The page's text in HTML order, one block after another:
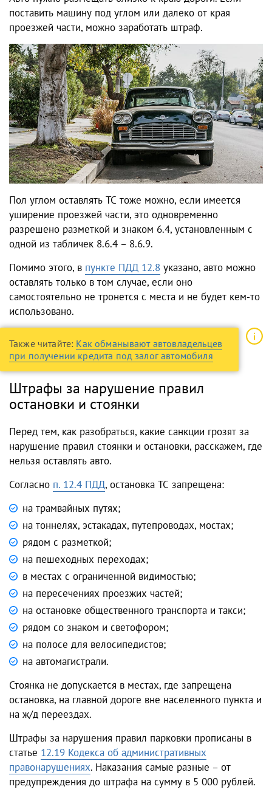
поставить машину под углом или далеко от края
проезжей части, можно заработать штраф.
Пол углом оставлять ТС тоже можно, если имеется
уширение проезжей части, это одновременно
разрешено разметкой и знаком 6.4, установленным с
одной из табличек 8.6.4 – 8.6.9.
Помимо этого, в пункте ПДД 12.8 указано, авто можно
оставлять только в том случае, если оно
самостоятельно не тронется с места и не будет кем-то
использовано.
Также читайте: Как обманывают автовладельцев
при получении кредита под залог автомобиля
Штрафы за нарушение правил
остановки и стоянки
Перед тем, как разобраться, какие санкции грозят за
нарушение правил стоянки и остановки, расскажем, где
нельзя оставлять авто.
Согласно п. 12.4 ПДД, остановка ТС запрещена:
на трамвайных путях;
на тоннелях, эстакадах, путепроводах, мостах;
рядом с разметкой;
на пешеходных переходах;
в местах с ограниченной видимостью;
на пересечениях проезжих частей;
на остановке общественного транспорта и такси;
рядом со знаком и светофором;
на полосе для велосипедистов;
на автомагистрали.
Стоянка не допускается в местах, где запрещена
остановка, на главной дороге вне населенного пункта и
на ж/д переездах.
Штрафы за нарушения правил парковки прописаны в
статье 12.19 Кодекса об административных
правонарушениях. Наказания самые разные – от
предупреждения до штрафа на сумму в 5 000 рублей.